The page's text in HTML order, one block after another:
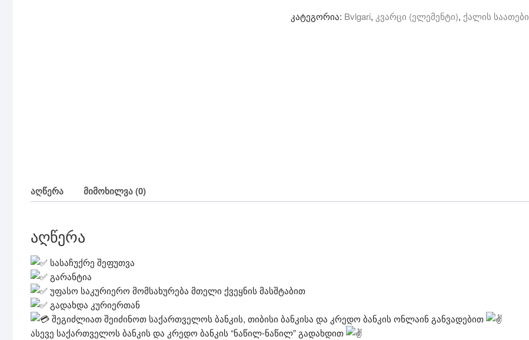
კვარცი
კატეგორია: Bvlgari, კვარცი (ელემენტი), ქალის საათები
აღწერა მიმოხილვა (0)
აღწერა
სასაჩუქრე შეფუთვა
გარანტია
უფასო საკურიერო მომსახურება მთელი ქვეყნის მასშტაბით
გადახდა კურიერთან
შეგიძლიათ შეიძინოთ საქართველოს ბანკის, თიბისი ბანკისა და კრედო ბანკის ონლაინ განვადებით
ასევე საქართველოს ბანკის და კრედო ბანკის “ნაწილ-ნაწილ” გადახდით